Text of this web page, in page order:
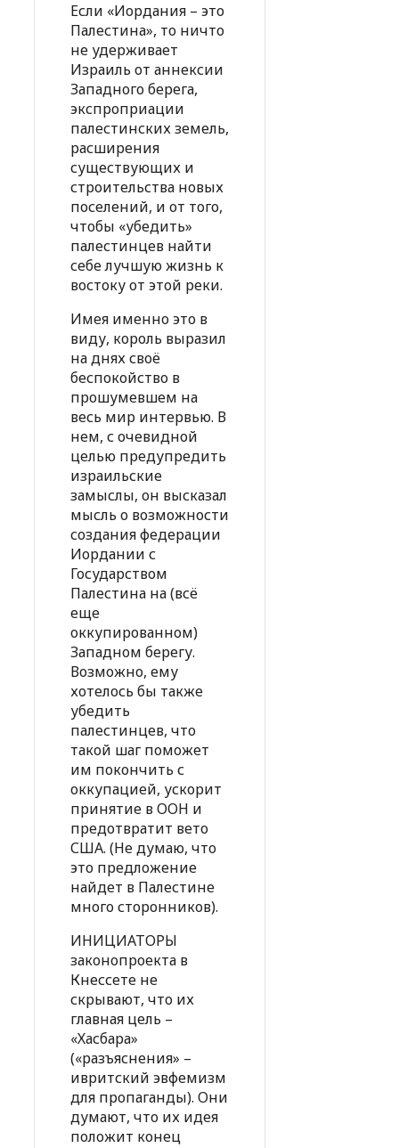
Если «Иордания – это
Палестина», то ничто
не удерживает
Израиль от аннексии
Западного берега,
экспроприации
палестинских земель,
расширения
существующих и
строительства новых
поселений, и от того,
чтобы «убедить»
палестинцев найти
себе лучшую жизнь к
востоку от этой реки.
Имея именно это в
виду, король выразил
на днях своё
беспокойство в
прошумевшем на
весь мир интервью. В
нем, с очевидной
целью предупредить
израильские
замыслы, он высказал
мысль о возможности
создания федерации
Иордании с
Государством
Палестина на (всё
еще
оккупированном)
Западном берегу.
Возможно, ему
хотелось бы также
убедить
палестинцев, что
такой шаг поможет
им покончить с
оккупацией, ускорит
принятие в ООН и
предотвратит вето
США. (Не думаю, что
это предложение
найдет в Палестине
много сторонников).
ИНИЦИАТОРЫ
законопроекта в
Кнессете не
скрывают, что их
главная цель –
«Хасбара»
(«разъяснения» –
ивритский эвфемизм
для пропаганды). Они
думают, что их идея
положит конец